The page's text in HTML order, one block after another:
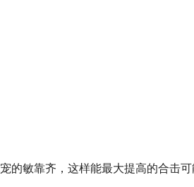
敏靠齐，这样能最大提高的合击可